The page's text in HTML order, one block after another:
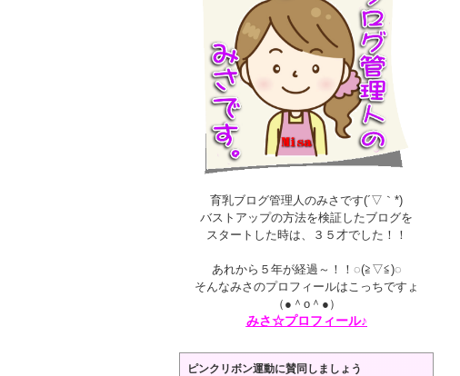
育乳ブログ管理人のみさです(´▽｀*)
バストアップの方法を検証したブログを
スタートした時は、３５才でした！！
あれから５年が経過～！！◌(≧▽≦)◌
そんなみさのプロフィールはこっちですょ
（●＾o＾●）
みさ☆プロフィール♪
ピンクリボン運動に賛同しましょう